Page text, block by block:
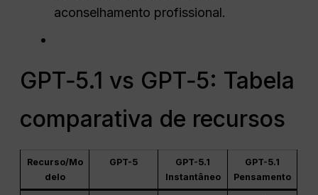
aconselhamento profissional.
GPT‑5.1 vs GPT‑5: Tabela
comparativa de recursos
Recurso/Mo
delo
GPT-5
GPT-5.1
Instantâneo
GPT-5.1
Pensamento